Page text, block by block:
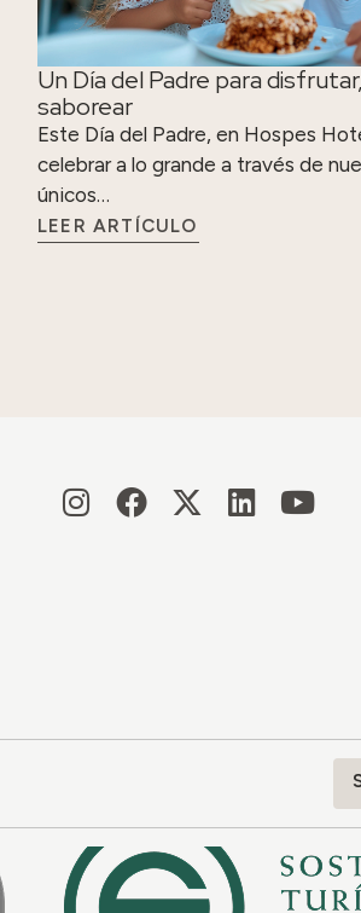
Un Día del Padre para
saborear
Este Día del Padre, en Hospes
celebrar a lo grande a través de
únicos…
LEER ARTÍCULO